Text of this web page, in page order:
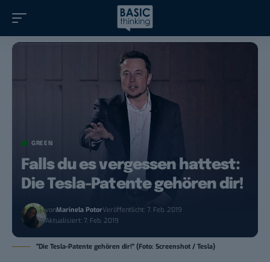
GREEN
Falls du es vergessen hattest:
Die Tesla-Patente gehören dir!
vonMarinela PotorVeröffentlicht: 7. Feb. 2019
Aktualisiert: 7. Feb. 2019
"Die Tesla-Patente gehören dir!" (Foto: Screenshot / Tesla)